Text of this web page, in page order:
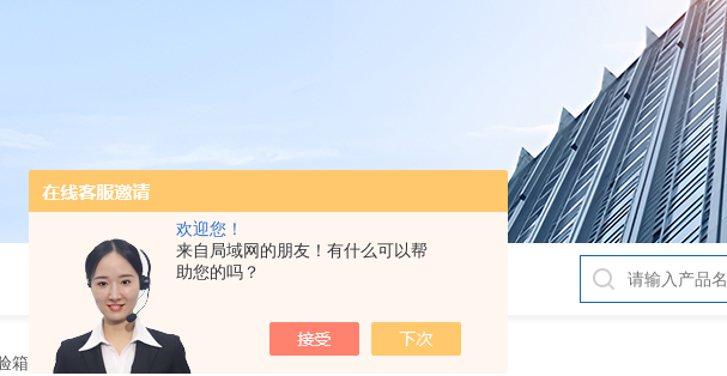
欢迎您！
来自局域网的朋友！有什么可以帮
助您的吗？
箱 > 高低温湿热试验箱